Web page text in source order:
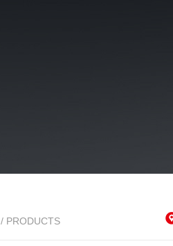
/ PRODUCTS